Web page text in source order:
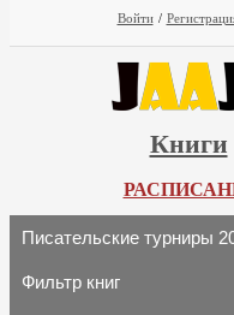
Войти /
Книги
Писательские турниры
Фильтр книг